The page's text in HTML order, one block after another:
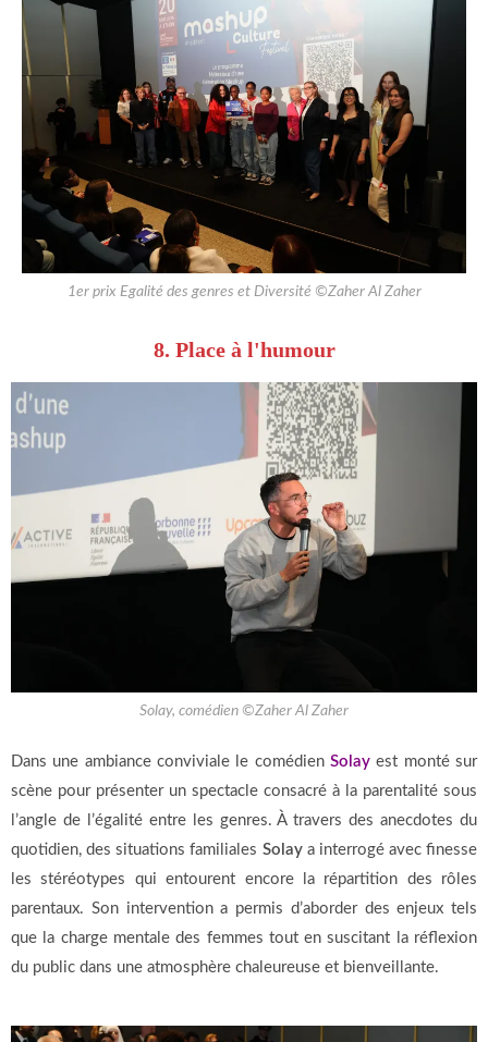
1er prix Egalité des genres et Diversité ©Zaher Al Zaher
8. Place à l'humour
Solay, comédien ©Zaher Al Zaher
Dans une ambiance conviviale le comédien Solay est monté sur
scène pour présenter un spectacle consacré à la parentalité sous
l’angle de l’égalité entre les genres. À travers des anecdotes du
quotidien, des situations familiales Solaya interrogé avec finesse
les stéréotypes qui entourent encore la répartition des rôles
parentaux. Son intervention a permis d’aborder des enjeux tels
que la charge mentale des femmes tout en suscitant la réflexion
du public dans une atmosphère chaleureuse et bienveillante.